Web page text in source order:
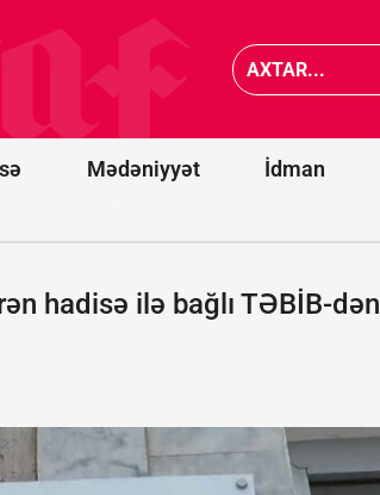
Mədəniyyət İdman
Belarus
"Euronews"u
ekstremist
resurslar
əlavə etdi
hadisə ilə bağlı TƏBİB-dən